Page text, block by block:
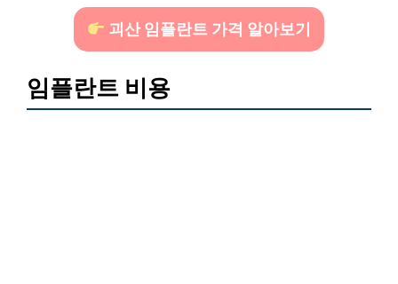
괴산 임플란트 가격 알아보기
임플란트 비용